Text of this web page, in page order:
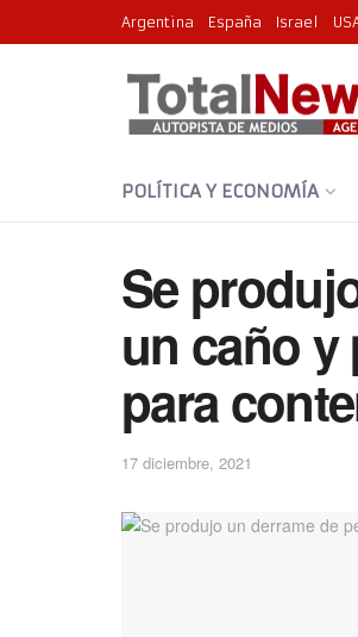
Argentina España Israel
POLÍTICA Y ECONOMÍA
Se
un caño
para
17 diciembre, 2021